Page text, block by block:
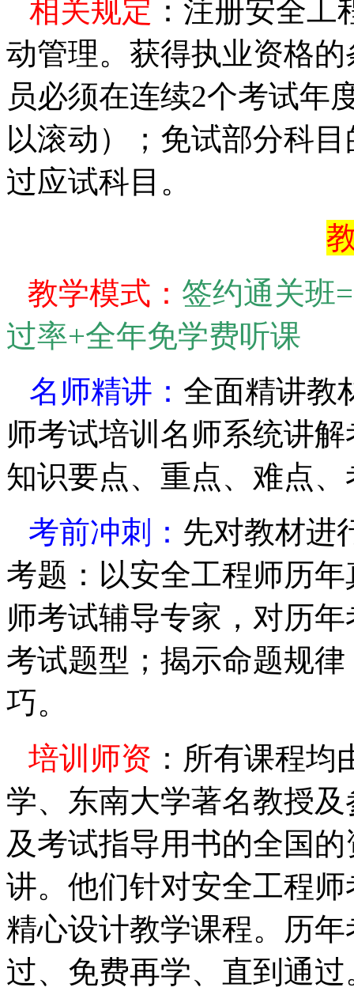
相关规定 ：注册安全
动管理。获得执业资格
员必须在连续2个考试年
以滚动）；免试部分科
过应试科目。
教学模式： 签约通关班=
过率+全年免学费听课
名师精讲： 全面精讲教
师考试培训名师系统讲
知识要点、重点、难点、
考前冲刺： 先对教材进
考题：以安全工程师历
师考试辅导专家，对历
考试题型；揭示命题规
巧。
培训师资 ： 所有课程均
学、东南大学著名教授及
及考试指导用书的全国
讲。 他们针对安全工程
精心设计教学课程。历年
过、免费再学、直到通过